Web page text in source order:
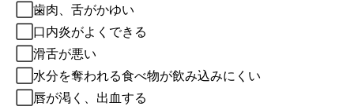
⬜︎歯肉、舌がかゆい
⬜︎口内炎がよくできる
⬜︎滑舌が悪い
⬜︎水分を奪われる食べ物が飲み込みにくい
⬜︎唇が渇く、出血する